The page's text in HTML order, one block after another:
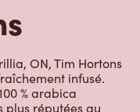
ON, Tim Hortons
infusé.
% arabica
plus réputées au